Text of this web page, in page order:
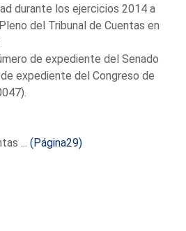
durante los ejercicios 2014 a
del Tribunal de Cuentas en
de expediente del Senado
expediente del Congreso de
...(Página29)